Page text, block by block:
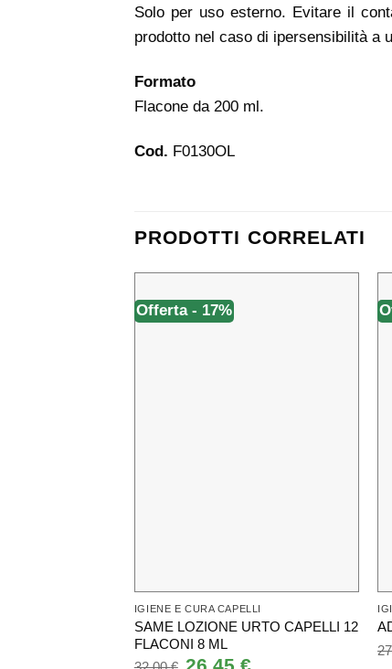
Solo per uso esterno. Evitare il
prodotto nel caso di ipersensibilità a
Formato
Flacone da 200 ml.
Cod. F0130OL
PRODOTTI CORRELATI
Offerta - 17%
IGIENE E CURA CAPELLI
SAME LOZIONE URTO CAPELLI 12
FLACONI 8 ML
Il